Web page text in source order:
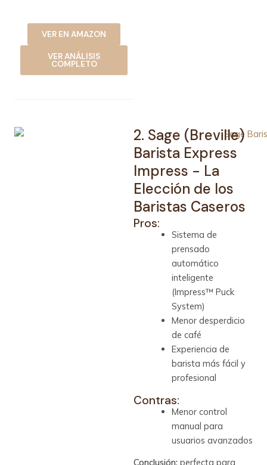
VER EN AMAZON
VER ANÁLISIS
COMPLETO
2. Sage (Breville)
Barista Express
Impress - La
Elección de los
Baristas Caseros
Pros:
Sistema de
prensado
automático
inteligente
(Impress™ Puck
System)
Menor desperdicio
de café
Experiencia de
barista más fácil y
profesional
Contras:
Menor control
manual para
usuarios avanzados
Conclusión: perfecta para